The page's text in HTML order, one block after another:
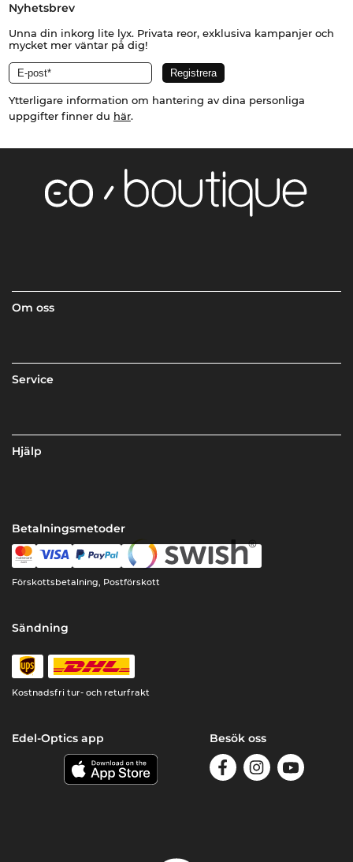
Nyhetsbrev
Unna din inkorg lite lyx. Privata reor, exklusiva kampanjer och
mycket mer väntar på dig!
Ytterligare information om hantering av dina personliga
uppgifter finner du här.
Om oss
Service
Hjälp
Betalningsmetoder
Förskottsbetalning, Postförskott
Sändning
Kostnadsfri tur- och returfrakt
Edel-Optics app Besök oss